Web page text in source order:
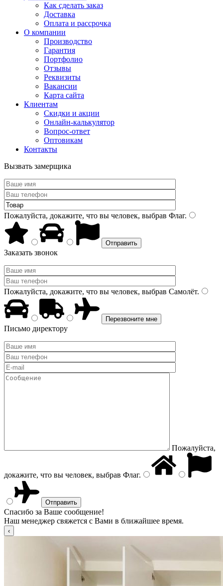
Как сделать заказ
Доставка
Оплата и рассрочка
О компании
Производство
Гарантия
Портфолио
Отзывы
Реквизиты
Вакансии
Карта сайта
Клиентам
Скидки и акции
Онлайн-калькулятор
Вопрос-ответ
Оптовикам
Контакты
Вызвать замерщика
Пожалуйста, докажите, что вы человек, выбрав Флаг.
Заказать звонок
Пожалуйста, докажите, что вы человек, выбрав Самолёт.
Письмо директору
Пожалуйста,
докажите, что вы человек, выбрав Флаг.
Спасибо за Ваше сообщение!
Наш менеджер свяжется с Вами в ближайшее время.